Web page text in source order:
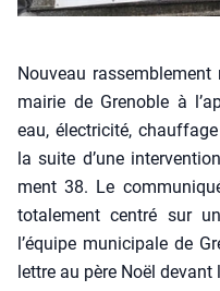
Nou­veau
mai­rie de Gre­noble à
eau, élec­tri­ci­té,
la suite d’une
ment 38. Le
tota­le­ment cen­tré sur
l’équipe muni­ci­pale de
lettre au père Noël devant